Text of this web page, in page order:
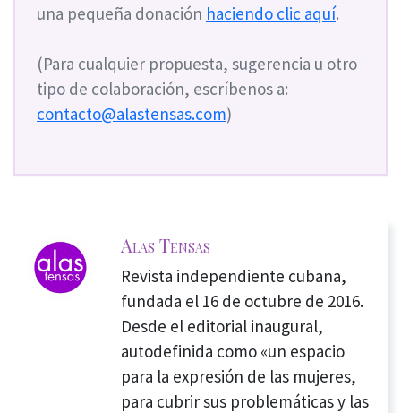
una pequeña donación haciendo clic aquí.
(Para cualquier propuesta, sugerencia u otro
tipo de colaboración, escríbenos a:
contacto@alastensas.com)
Alas Tensas
Revista independiente cubana,
fundada el 16 de octubre de 2016.
Desde el editorial inaugural,
autodefinida como «un espacio
para la expresión de las mujeres,
para cubrir sus problemáticas y las